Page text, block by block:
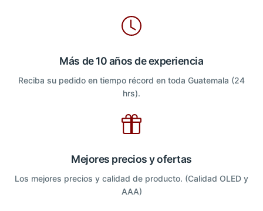
Más de 10 años de experiencia
Reciba su pedido en tiempo récord en toda Guatemala (24
hrs).
Mejores precios y ofertas
Los mejores precios y calidad de producto. (Calidad OLED y
AAA)